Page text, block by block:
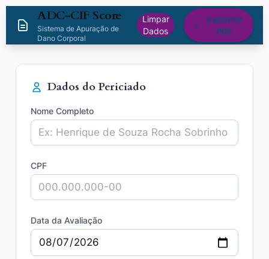
ADC-CIF Score
Sistema de Apuração de
Dano Corporal
Limpar
Dados
Exportar
PDF
Dados do Periciado
Nome Completo
CPF
Data da Avaliação